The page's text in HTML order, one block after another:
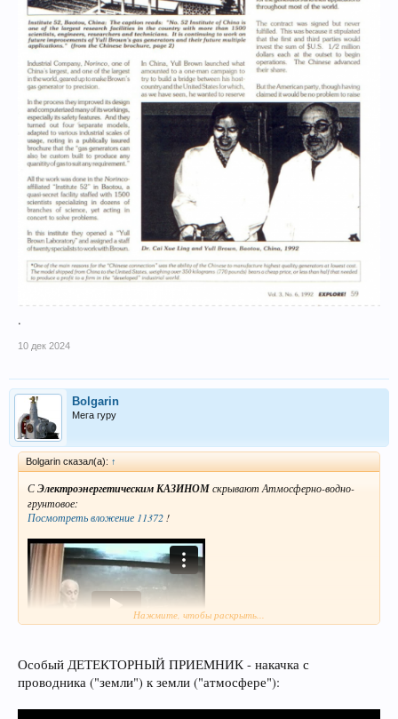
.
10 дек 2024
Bolgarin
Мега гуру
Bolgarin сказал(а): ↑
СЭлектроэнергетическим КАЗИНОМскрывают Атмосферно-водно-
грунтовое:
Посмотреть вложение 11372 !
ПРИБЫЛЬНОГО/ЭНЕРГОЭФФЕКТИВНОГО одурачивания.
Нажмите, чтобы раскрыть...
Особый ДЕТЕКТОРНЫЙ ПРИЕМНИК - накачка с
проводника ("земли") к земли ("атмосфере"):